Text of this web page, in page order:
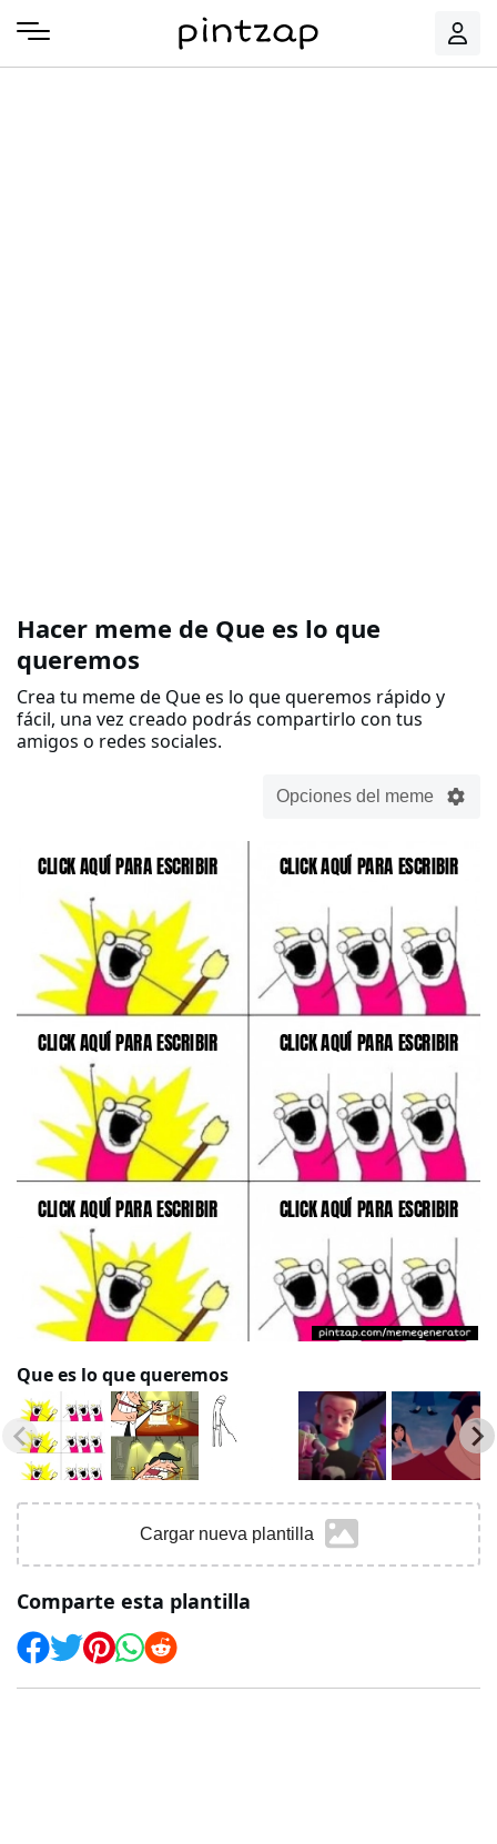
Hacer meme de Que es lo que
queremos
Crea tu meme de Que es lo que queremos rápido y
fácil, una vez creado podrás compartirlo con tus
amigos o redes sociales.
Opciones del meme
Que es lo que queremos
Cargar nueva plantilla
Comparte esta plantilla